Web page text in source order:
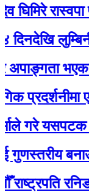
रास्वपा प्रवेश
लुम्बिनी
भएका
एकै
यसपटक
बनाउन
रनिङ